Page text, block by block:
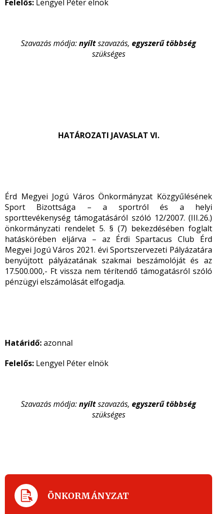
Felelős: Lengyel Péter elnök
Szavazás módja:nyíltszavazás, egyszerűtöbbség
szükséges
HATÁROZATI JAVASLAT VI.
Érd Megyei Jogú Város Önkormányzat Közgyűlésének
Sport Bizottsága – a sportról és a helyi
sporttevékenység támogatásáról szóló 12/2007. (III.26.)
önkormányzati rendelet 5. § (7) bekezdésében foglalt
hatáskörében eljárva – az Érdi Spartacus Club Érd
Megyei Jogú Város 2021. évi Sportszervezeti Pályázatára
benyújtott pályázatának szakmai beszámolóját és az
17.500.000,- Ft vissza nem térítendő támogatásról szóló
pénzügyi elszámolását elfogadja.
Határidő:azonnal
Felelős: Lengyel Péter elnök
Szavazás módja:nyíltszavazás, egyszerűtöbbség
szükséges
ÖNKORMÁNYZAT